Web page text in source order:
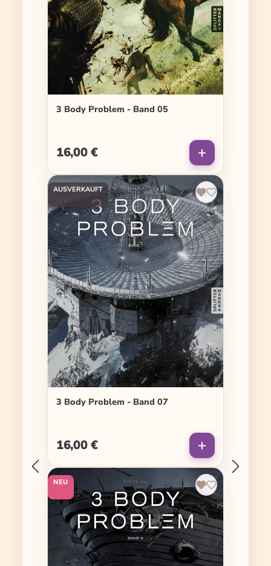
3 Body Problem - Band 05
Regulärer Preis:
16,00 €
AUSVERKAUFT
3 Body Problem - Band 07
Regulärer Preis:
16,00 €
NEU